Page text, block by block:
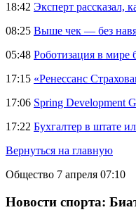
18:42 Эксперт рассказал,
08:25 Выше чек — без
05:48 Роботизация в мире
17:15 «Ренессанс
17:06 Spring Development
17:22 Бухгалтер в штате
Вернуться на главную
Общество 7 апреля 07:10
Новости спорта: